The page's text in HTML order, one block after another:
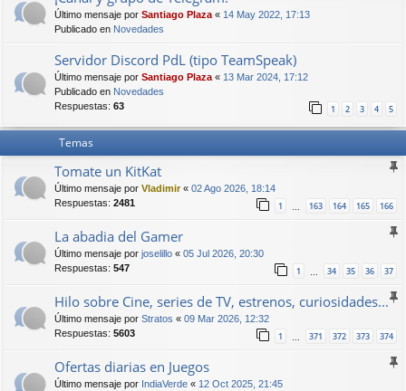
Último mensaje por Santiago Plaza « 14 May 2022, 17:13
Publicado en Novedades
Servidor Discord PdL (tipo TeamSpeak)
Último mensaje por Santiago Plaza « 13 Mar 2024, 17:12
Publicado en Novedades
Respuestas: 63 1 2 3 4 5
Temas
Tomate un KitKat
Último mensaje por Vladimir« 02 Ago 2026, 18:14
Respuestas: 2481 1 … 163 164 165 166
La abadia del Gamer
Último mensaje por joselillo « 05 Jul 2026, 20:30
Respuestas: 547 1 … 34 35 36 37
Hilo sobre Cine, series de TV, estrenos, curiosidades...
Último mensaje por Stratos « 09 Mar 2026, 12:32
Respuestas: 5603 1 … 371 372 373 374
Ofertas diarias en Juegos
Último mensaje por IndiaVerde « 12 Oct 2025, 21:45